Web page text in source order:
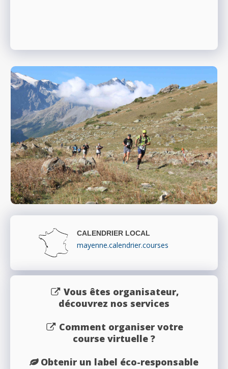
CALENDRIER LOCAL
mayenne.calendrier.courses
Vous êtes organisateur,
découvrez nos services
Comment organiser votre
course virtuelle ?
Obtenir un label éco-responsable